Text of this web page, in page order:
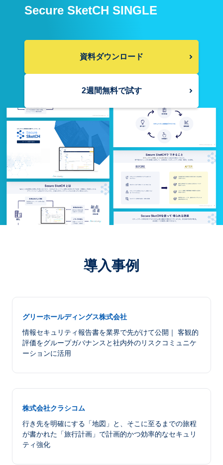
Secure SketCH SINGLE
資料ダウンロード
2週間無料で試す
導入事例
グリーホールディングス株式会社
情報セキュリティ報告書を業界で先がけて公開｜ 客観的
評価をグループガバナンスと社内外のリスクコミュニケ
ーションに活用
株式会社クラシコム
行き先を明確にする「地図」と、そこに至るまでの旅程
が書かれた「旅行計画」で計画的かつ効率的なセキュリ
ティ強化